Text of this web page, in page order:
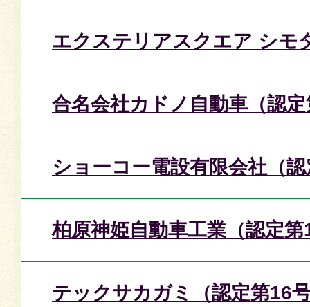
エクステリアスクエア シモ
合名会社カドノ自動車（認
ショーコー電設有限会社（
柏原神姫自動車工業（認定第
テックサカガミ（認定第16